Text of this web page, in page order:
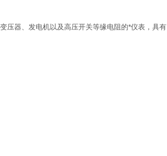
压器、发电机以及高压开关等缘电阻的*仪表，具有